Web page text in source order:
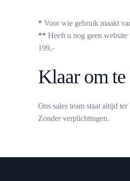
* Voor wie gebruik maakt
** Heeft u nog geen
199,-
Klaar om te
Ons sales team staat altijdter
Zonder verplichtingen.